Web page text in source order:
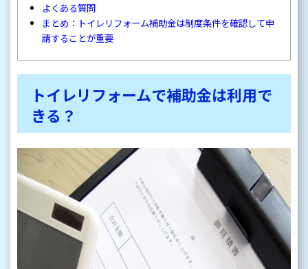
よくある質問
まとめ：トイレリフォーム補助金は制度条件を確認して申
請することが重要
トイレリフォームで補助金は利用で
きる？